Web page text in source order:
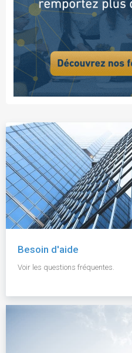
Besoin d'aide
Voir les questions fréquentes.